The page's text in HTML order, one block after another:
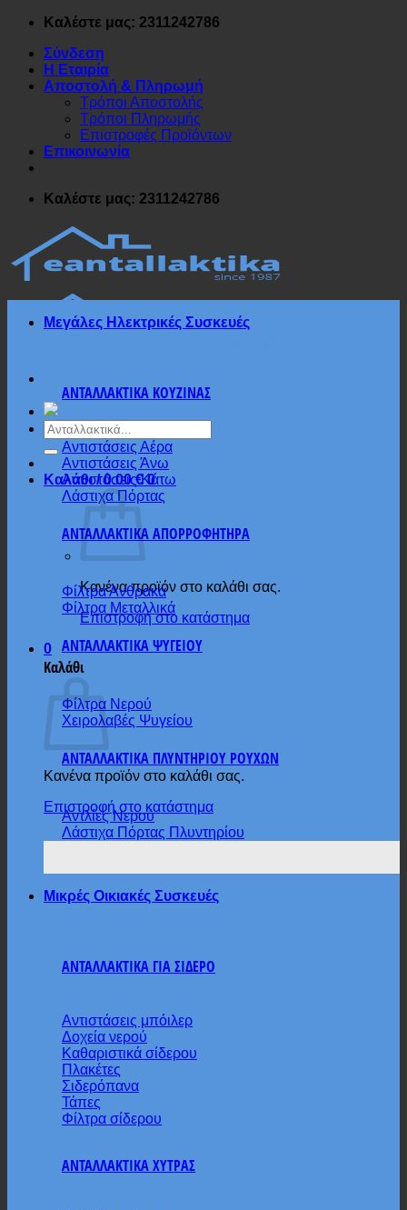
Μετάβαση
περιεχόμενο
Καλέστε μας: 2311242786
Σύνδεση
Η Εταιρία
Αποστολή & Πληρωμή
Τρόποι Αποστολής
Τρόποι Πληρωμής
Επιστροφές Προϊόντων
Επικοινωνία
Καλέστε μας: 2311242786
Αναζήτηση
για:
Καλάθι /0.00€ 0
Κανένα προϊόν στο καλάθι σας.
Επιστροφή στο κατάστημα
0
Καλάθι
Κανένα προϊόν στο καλάθι σας.
Επιστροφή στο κατάστημα
Μεγάλες Ηλεκτρικές Συσκευές
ΑΝΤΑΛΛΑΚΤΙΚΑ ΚΟΥΖΙΝΑΣ
Αντιστάσεις Αέρα
Αντιστάσεις Άνω
Αντιστάσεις Κάτω
Λάστιχα Πόρτας
ΑΝΤΑΛΛΑΚΤΙΚΑ ΑΠΟΡΡΟΦΗΤΗΡΑ
Φίλτρα Άνθρακα
Φίλτρα Μεταλλικά
ΑΝΤΑΛΛΑΚΤΙΚΑ ΨΥΓΕΙΟΥ
Φίλτρα Νερού
Χειρολαβές Ψυγείου
ΑΝΤΑΛΛΑΚΤΙΚΑ ΠΛΥΝΤΗΡΙΟΥ ΡΟΥΧΩΝ
Αντλίες Νερού
Λάστιχα Πόρτας Πλυντηρίου
Μικρές Οικιακές Συσκευές
ΑΝΤΑΛΛΑΚΤΙΚΑ ΓΙΑ ΣΙΔΕΡΟ
Αντιστάσεις μπόιλερ
Δοχεία νερού
Καθαριστικά σίδερου
Πλακέτες
Σιδερόπανα
Τάπες
Φίλτρα σίδερου
ΑΝΤΑΛΛΑΚΤΙΚΑ ΧΥΤΡΑΣ